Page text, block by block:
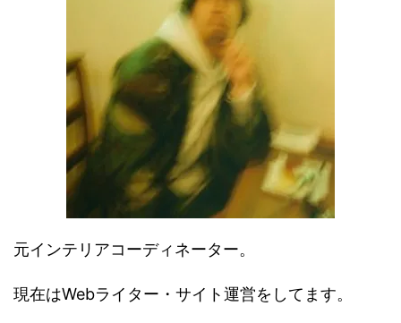
元インテリアコーディネーター。
現在はWebライター・サイト運営をしてます。